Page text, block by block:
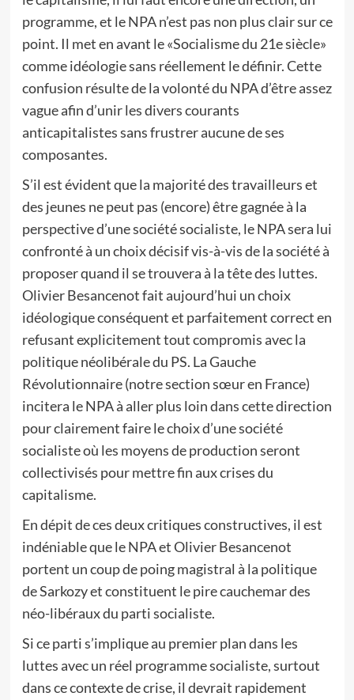
programme, et le NPA n’est pas non plus clair sur ce
point. Il met en avant le «Socialisme du 21e siècle»
comme idéologie sans réellement le définir. Cette
confusion résulte de la volonté du NPA d’être assez
vague afin d’unir les divers courants
anticapitalistes sans frustrer aucune de ses
composantes.
S’il est évident que la majorité des travailleurs et
des jeunes ne peut pas (encore) être gagnée à la
perspective d’une société socialiste, le NPA sera lui
confronté à un choix décisif vis-à-vis de la société à
proposer quand il se trouvera à la tête des luttes.
Olivier Besancenot fait aujourd’hui un choix
idéologique conséquent et parfaitement correct en
refusant explicitement tout compromis avec la
politique néolibérale du PS. La Gauche
Révolutionnaire (notre section sœur en France)
incitera le NPA à aller plus loin dans cette direction
pour clairement faire le choix d’une société
socialiste où les moyens de production seront
collectivisés pour mettre fin aux crises du
capitalisme.
En dépit de ces deux critiques constructives, il est
indéniable que le NPA et Olivier Besancenot
portent un coup de poing magistral à la politique
de Sarkozy et constituent le pire cauchemar des
néo-libéraux du parti socialiste.
Si ce parti s’implique au premier plan dans les
luttes avec un réel programme socialiste, surtout
dans ce contexte de crise, il devrait rapidement